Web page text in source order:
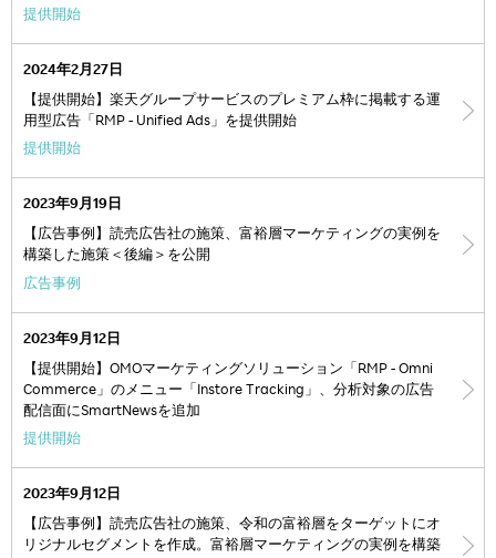
提供開始
2024年2月27日
【提供開始】楽天グループサービスのプレミアム枠に掲載する運
用型広告「RMP - Unified Ads」を提供開始
提供開始
2023年9月19日
【広告事例】読売広告社の施策、富裕層マーケティングの実例を
構築した施策＜後編＞を公開
広告事例
2023年9月12日
【提供開始】OMOマーケティングソリューション「RMP - Omni
Commerce」のメニュー「Instore Tracking」、分析対象の広告
配信面にSmartNewsを追加
提供開始
2023年9月12日
【広告事例】読売広告社の施策、令和の富裕層をターゲットにオ
リジナルセグメントを作成。富裕層マーケティングの実例を構築